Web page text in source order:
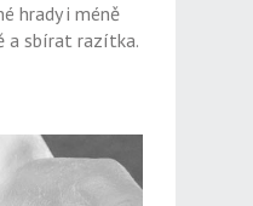
hrady i méně
a sbírat razítka.